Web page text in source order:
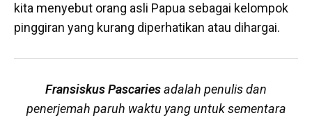
kita menyebut orang asli Papua sebagai kelompok
pinggiran yang kurang diperhatikan atau dihargai.
Fransiskus Pascariesadalah penulis dan
penerjemah paruh waktu yang untuk sementara